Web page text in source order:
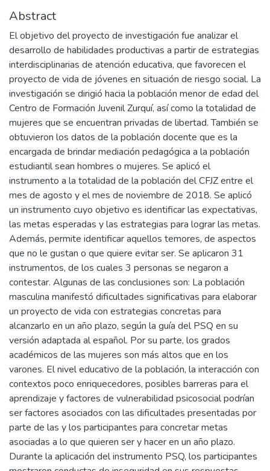
Abstract
El objetivo del proyecto de investigación fue analizar el
desarrollo de habilidades productivas a partir de estrategias
interdisciplinarias de atención educativa, que favorecen el
proyecto de vida de jóvenes en situación de riesgo social. La
investigación se dirigió hacia la población menor de edad del
Centro de Formación Juvenil Zurquí, así como la totalidad de
mujeres que se encuentran privadas de libertad. También se
obtuvieron los datos de la población docente que es la
encargada de brindar mediación pedagógica a la población
estudiantil sean hombres o mujeres. Se aplicó el
instrumento a la totalidad de la población del CFJZ entre el
mes de agosto y el mes de noviembre de 2018. Se aplicó
un instrumento cuyo objetivo es identificar las expectativas,
las metas esperadas y las estrategias para lograr las metas.
Además, permite identificar aquellos temores, de aspectos
que no le gustan o que quiere evitar ser. Se aplicaron 31
instrumentos, de los cuales 3 personas se negaron a
contestar. Algunas de las conclusiones son: La población
masculina manifestó dificultades significativas para elaborar
un proyecto de vida con estrategias concretas para
alcanzarlo en un año plazo, según la guía del PSQ en su
versión adaptada al español. Por su parte, los grados
académicos de las mujeres son más altos que en los
varones. El nivel educativo de la población, la interacción con
contextos poco enriquecedores, posibles barreras para el
aprendizaje y factores de vulnerabilidad psicosocial podrían
ser factores asociados con las dificultades presentadas por
parte de las y los participantes para concretar metas
asociadas a lo que quieren ser y hacer en un año plazo.
Durante la aplicación del instrumento PSQ, los participantes